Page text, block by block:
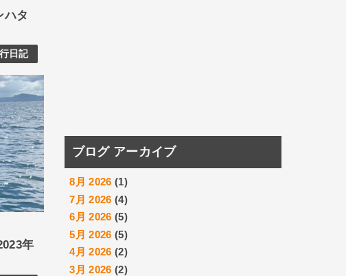
ハタ
日記
年
ブログ アーカイブ
8月 2026 (1)
7月 2026 (4)
6月 2026 (5)
5月 2026 (5)
4月 2026 (2)
3月 2026 (2)